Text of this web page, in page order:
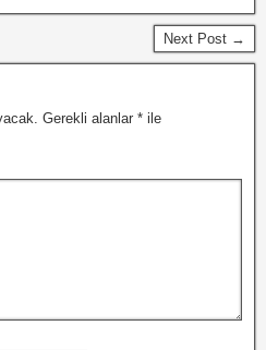
Next Post →
Gerekli alanlar * ile